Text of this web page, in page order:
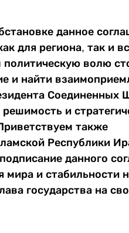
данное
для региона, так и
волю
и найти
Соединенных
и
также
Республики
данного
мира и стабильности
государства на